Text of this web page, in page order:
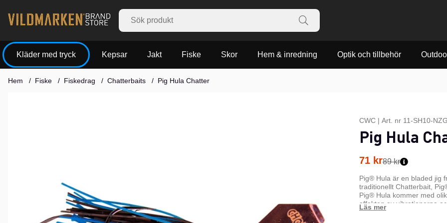
Kläder med tryck Kepsar Jakt Fiske Skor Hem & inredning Optik och tillbehör
Hem Fiske Fiskedrag Chatterbaits Pig Hula Chatter
CWC | Art. nr 11-SH10-NZG
Pig Hula
71 kr89 kr
Pig® Hula är en bladed jig
traditionellt Chatterbait,
Pig® Hula kommer med
effekten av vibrationerna
krok med wire keeper på